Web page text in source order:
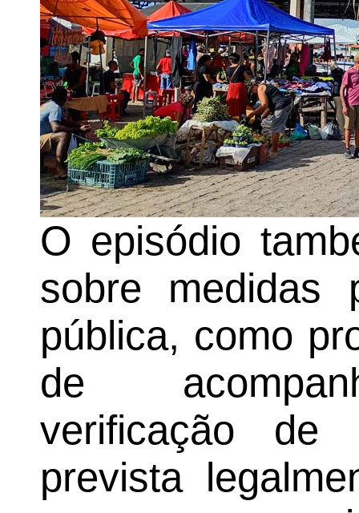
O episódio
sobre medidas
pública, como
de
verificação de
prevista